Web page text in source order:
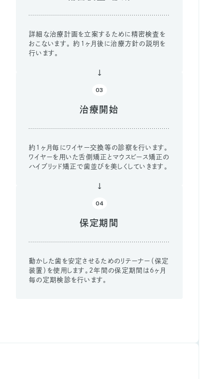
詳細な治療計画を立案するために精密検査を
おこないます。 約1ヶ月後に治療方針の説明を
行います。
03
治療開始
約1ヶ月毎にワイヤー交換等の診察を行います。
ワイヤーを用いた舌側矯正とマウスピース矯正の
ハイブリッド矯正で歯並びを美しくしていきます。
04
保定期間
動かした歯を安定させるためのリテーナー（保定
装置）を使用します。2年間の保定期間は6ヶ月
毎の定期検診を行います。